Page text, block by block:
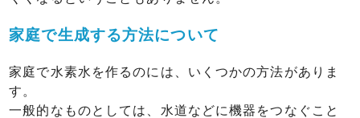
家庭で生成する方法について
家庭で水素水を作るのには、いくつかの方法がありま
す。
一般的なものとしては、水道などに機器をつなぐこと